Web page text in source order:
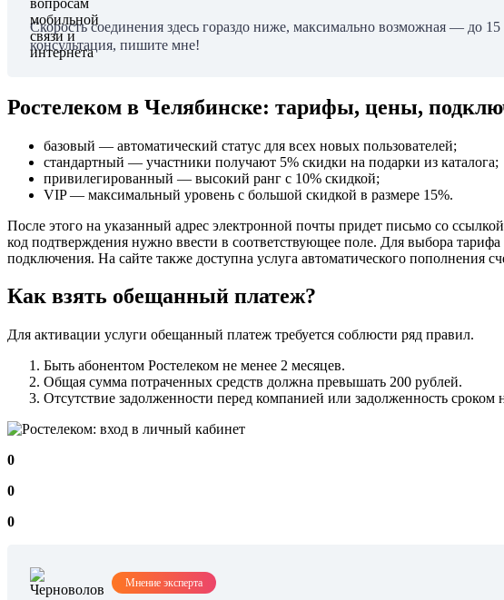
Скорость соединения здесь гораздо ниже, максимально возможная — до
консультация, пишите мне!
Ростелеком в Челябинске: тарифы, цены,
базовый — автоматический статус для всех новых пользователей;
стандартный — участники получают 5% скидки на подарки из каталога;
привилегированный — высокий ранг с 10% скидкой;
VIP — максимальный уровень с большой скидкой в размере 15%.
После этого на указанный адрес электронной почты придет письмо со
код подтверждения нужно ввести в соответствующее поле. Для выбора
подключения. На сайте также доступна услуга автоматического пополнения
Как взять обещанный платеж?
Для активации услуги обещанный платеж требуется соблюсти ряд правил.
Быть абонентом Ростелеком не менее 2 месяцев.
Общая сумма потраченных средств должна превышать 200 рублей.
Отсутствие задолженности перед компанией или задолженность сроком
0
0
0
Мнение эксперта